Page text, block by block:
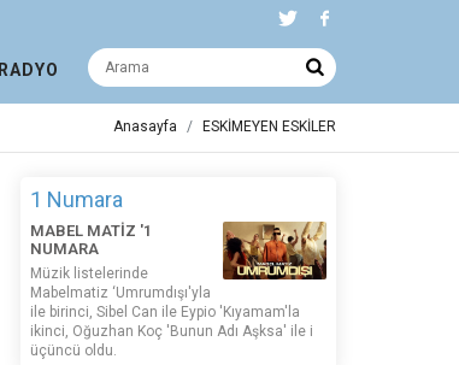
RADYO
Anasayfa ESKİMEYEN ESKİLER
1 Numara
MABEL MATİZ '1
NUMARA
Müzik listelerinde
Mabelmatiz ‘Umrumdışı'yla
ile birinci, Sibel Can ile Eypio 'Kıyamam'la
ikinci, Oğuzhan Koç 'Bunun Adı Aşksa' ile i
üçüncü oldu.